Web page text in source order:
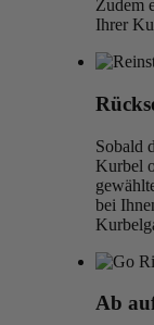
Zudem
Ihrer
Sobald
Kurbel
bei
Ab